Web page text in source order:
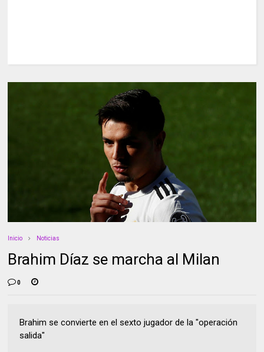
Inicio Noticias
Brahim Díaz se marcha al Milan
0
Brahim se convierte en el sexto jugador de la "operación
salida"